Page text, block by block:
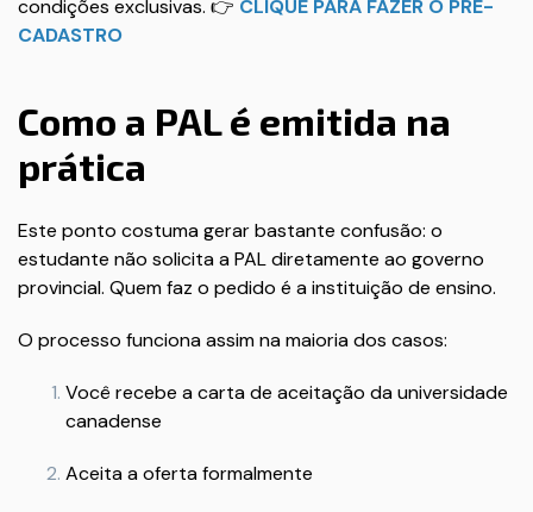
condições exclusivas. 👉 CLIQUE PARA FAZER O PRÉ-
CADASTRO
Como a PAL é emitida na
prática
Este ponto costuma gerar bastante confusão: o
estudante não solicita a PAL diretamente ao governo
provincial. Quem faz o pedido é a instituição de ensino.
O processo funciona assim na maioria dos casos:
Você recebe a carta de aceitação da universidade
canadense
Aceita a oferta formalmente